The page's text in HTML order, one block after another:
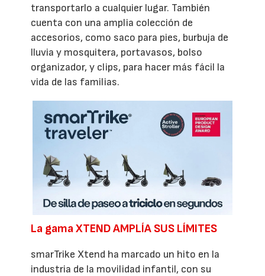
transportarlo a cualquier lugar. También
cuenta con una amplia colección de
accesorios, como saco para pies, burbuja de
lluvia y mosquitera, portavasos, bolso
organizador, y clips, para hacer más fácil la
vida de las familias.
La gama XTEND AMPLÍA SUS LÍMITES
smarTrike Xtend ha marcado un hito en la
industria de la movilidad infantil, con su